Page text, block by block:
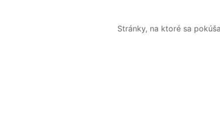
Stránky, na ktoré sa